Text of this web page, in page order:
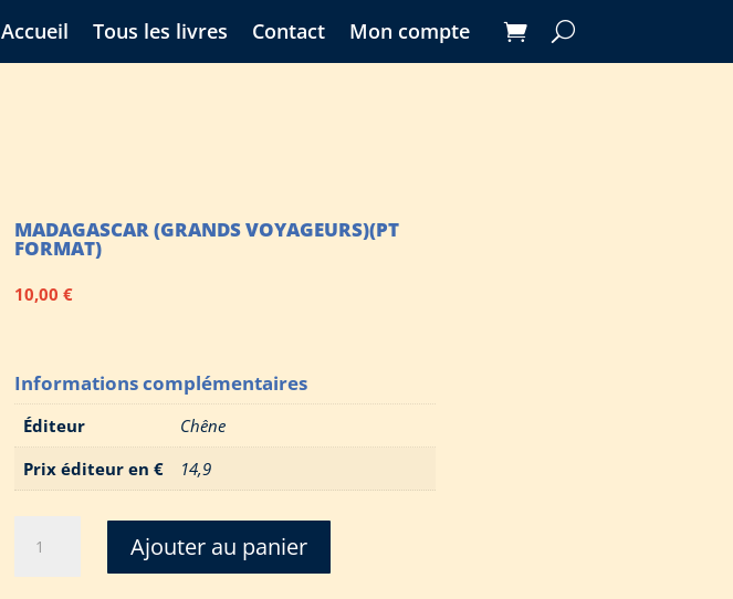
Accueil Tous les livres Contact Mon compte
MADAGASCAR (GRANDS VOYAGEURS)(PT
FORMAT)
10,00€
Informations complémentaires
Éditeur
Chêne
Prix éditeur en €
14,9
MADAGASCAR
Ajouter au panier